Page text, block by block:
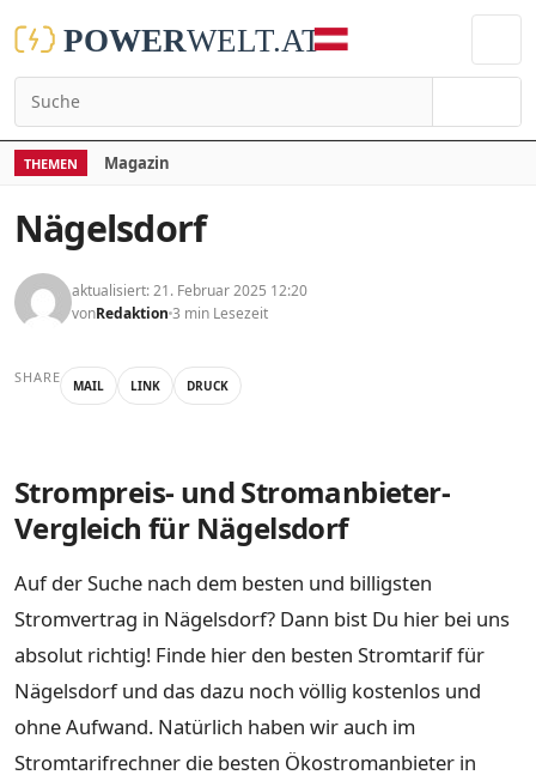
THEMEN Magazin
Nägelsdorf
aktualisiert: 21. Februar 2025 12:20
vonRedaktion 3 min Lesezeit
SHARE MAIL LINK DRUCK
Strompreis- und Stromanbieter-
Vergleich für Nägelsdorf
Auf der Suche nach dem besten und billigsten
Stromvertrag in Nägelsdorf? Dann bist Du hier bei uns
absolut richtig! Finde hier den besten Stromtarif für
Nägelsdorf und das dazu noch völlig kostenlos und
ohne Aufwand. Natürlich haben wir auch im
Stromtarifrechner die besten Ökostromanbieter in